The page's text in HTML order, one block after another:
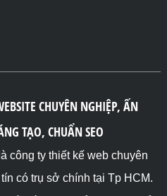
CHUYÊN NGHIỆP, ẤN
TẠO, CHUẨN SEO
công ty thiết kế web chuyên
có trụ sở chính tại Tp HCM.